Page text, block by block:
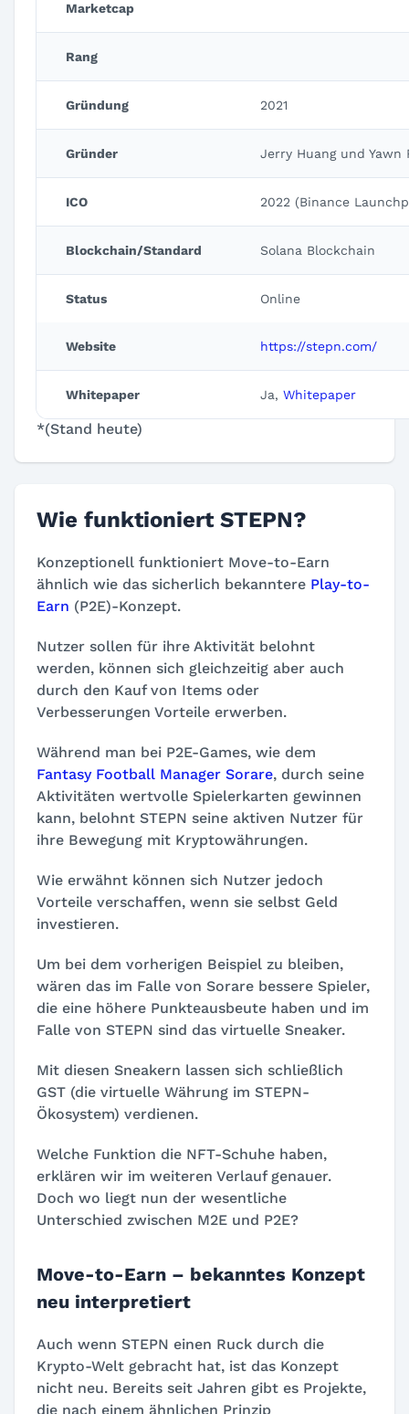
Marketcap
Rang
Gründung 2021
Gründer Jerry Huang und Yawn
ICO 2022 (Binance
Blockchain/Standard Solana Blockchain
Status Online
Website https://stepn.com/
Whitepaper Ja, Whitepaper
*(Stand heute)
Wie funktioniert STEPN?
Konzeptionell funktioniert Move-to-Earn
ähnlich wie das sicherlich bekanntere Play-to-
Earn (P2E)-Konzept.
Nutzer sollen für ihre Aktivität belohnt
werden, können sich gleichzeitig aber auch
durch den Kauf von Items oder
Verbesserungen Vorteile erwerben.
Während man bei P2E-Games, wie dem
Fantasy Football Manager Sorare, durch seine
Aktivitäten wertvolle Spielerkarten gewinnen
kann, belohnt STEPN seine aktiven Nutzer für
ihre Bewegung mit Kryptowährungen.
Wie erwähnt können sich Nutzer jedoch
Vorteile verschaffen, wenn sie selbst Geld
investieren.
Um bei dem vorherigen Beispiel zu bleiben,
wären das im Falle von Sorare bessere Spieler,
die eine höhere Punkteausbeute haben und im
Falle von STEPN sind das virtuelle Sneaker.
Mit diesen Sneakern lassen sich schließlich
GST (die virtuelle Währung im STEPN-
Ökosystem) verdienen.
Welche Funktion die NFT-Schuhe haben,
erklären wir im weiteren Verlauf genauer.
Doch wo liegt nun der wesentliche
Unterschied zwischen M2E und P2E?
Move-to-Earn – bekanntes Konzept
neu interpretiert
Auch wenn STEPN einen Ruck durch die
Krypto-Welt gebracht hat, ist das Konzept
nicht neu. Bereits seit Jahren gibt es Projekte,
die nach einem ähnlichen Prinzip